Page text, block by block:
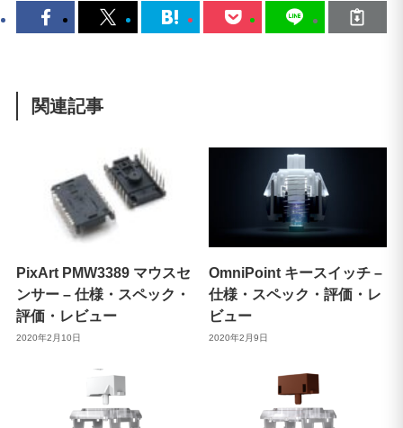
関連記事
PixArt PMW3389 マウスセ
ンサー – 仕様・スペック・
評価・レビュー
2020年2月10日
OmniPoint キースイッチ –
仕様・スペック・評価・レ
ビュー
2020年2月9日